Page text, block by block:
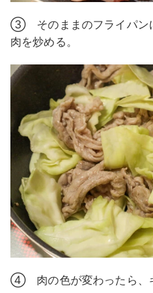
③ そのままのフライパン
肉を炒める。
④ 肉の色が変わったら、